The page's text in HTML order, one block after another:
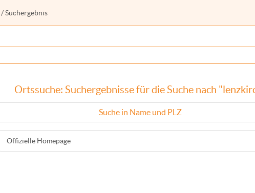
/ Suchergebnis
Ortssuche: Suchergebnisse für die Suche nach
Suche in Name und PLZ
Offizielle Homepage